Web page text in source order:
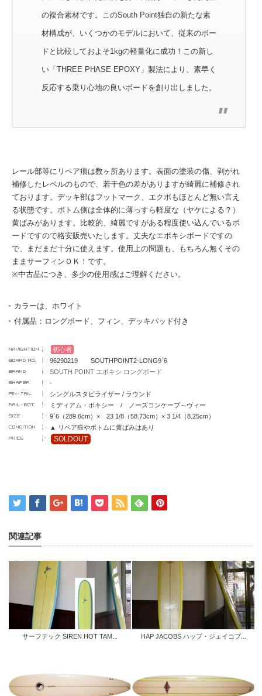
の複合素材です。このSouth Point独自の新たな素
材構成が、いくつかのモデルにおいて、従来のボー
ドと比較しておよそ1kgの軽量化に成功！この新し
い「THREE PHASE EPOXY」製法により、素早く
反応する乗り心地の良いボードを創り出しました。
レール部等にリペア痕は数ヶ所あります。表面の塗装の傷、剥がれ
補修したレベルのもので、若干色の差がありますが綺麗に補修され
ております。デッキ部はフットマーク、エクボもほとんど無い言え
る状態です。ボトム側は全体的に薄っすら軽度な（ヤケによる？）
黄ばみがあります。比較的、綺麗ですがある程度使い込んでいるボ
ードですので格安販売いたします。丈夫なエポキシボードですの
で、まだまだ十分に使えます。使用上の問題も、もちろん無くその
ままサーフィンＯＫ！です。
※中古品につき、多少の使用感はご理解ください。
カラーは、ホワイト
付属品：ロングボード、フィン、デッキパッド付き
初心者
96290219 SOUTHPOINT2-LONG9`6
SOUTH POINT エポキシ ロングボード
-
シングルスタビライザー / ラウンド
ミディアム・ボキシー / ノーズコンケーブ～ヴィー
9`6（289.6cm）× 23 1/8（58.73cm）× 3 1/4（8.25cm）
▲ リペア痕やボトムに黄ばみはあり
SOLDOUT
関連記事
サーフテック SIREN HOT TAM... HAP JACOBS ハップ・ジェイコブ...